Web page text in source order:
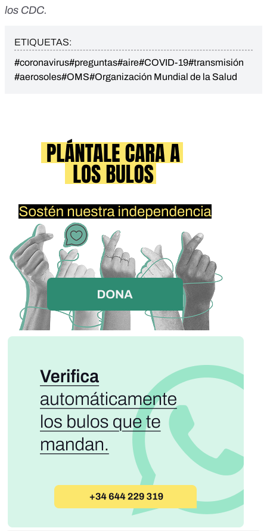
los CDC.
ETIQUETAS:
#coronavirus#preguntas#aire#COVID-19#transmisión
#aerosoles#OMS#Organización Mundial de la Salud